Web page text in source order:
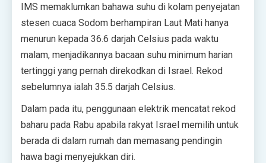
IMS memaklumkan bahawa suhu di kolam penyejatan
stesen cuaca Sodom berhampiran Laut Mati hanya
menurun kepada 36.6 darjah Celsius pada waktu
malam, menjadikannya bacaan suhu minimum harian
tertinggi yang pernah direkodkan di Israel. Rekod
sebelumnya ialah 35.5 darjah Celsius.
Dalam pada itu, penggunaan elektrik mencatat rekod
baharu pada Rabu apabila rakyat Israel memilih untuk
berada di dalam rumah dan memasang pendingin
hawa bagi menyejukkan diri.